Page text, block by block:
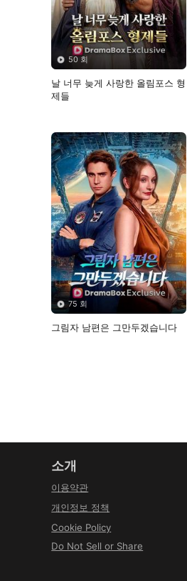
50 회
날 너무 늦게 사랑한 올림포스 형
제들
75 회
그림자 남편은 그만두겠습니다
소개
이용약관
개인정보 정책
Cookie Policy
Do Not Sell or Share